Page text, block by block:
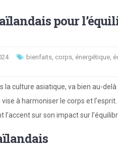
pour
bienfaits, corps, énergétique,
la culture asiatique, va bien au-
à harmoniser le corps et
sur son impact sur